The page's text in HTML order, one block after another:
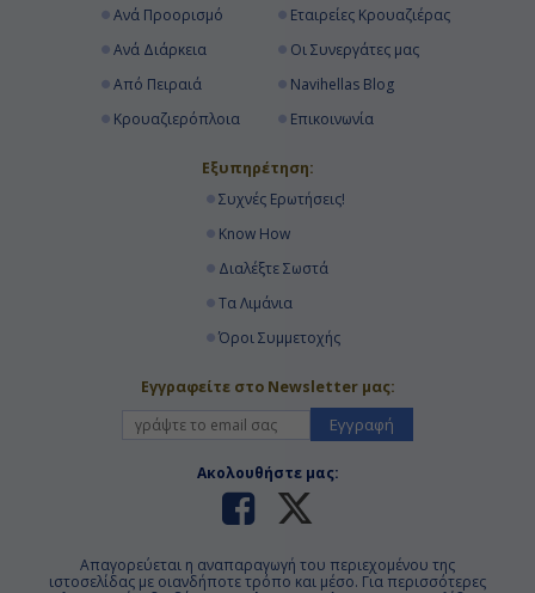
Ανά Προορισμό
Ανά Διάρκεια
Από Πειραιά
Κρουαζιερόπλοια
Εταιρείες Κρουαζιέρας
Οι Συνεργάτες μας
Navihellas Blog
Επικοινωνία
Εξυπηρέτηση:
Συχνές Ερωτήσεις!
Know How
Διαλέξτε Σωστά
Τα Λιμάνια
Όροι Συμμετοχής
Εγγραφείτε στο Newsletter μας:
Εγγραφή
Ακολουθήστε μας:
Απαγορεύεται η αναπαραγωγή του περιεχομένου της
ιστοσελίδας με οιανδήποτε τρόπο και μέσο. Για περισσότερες